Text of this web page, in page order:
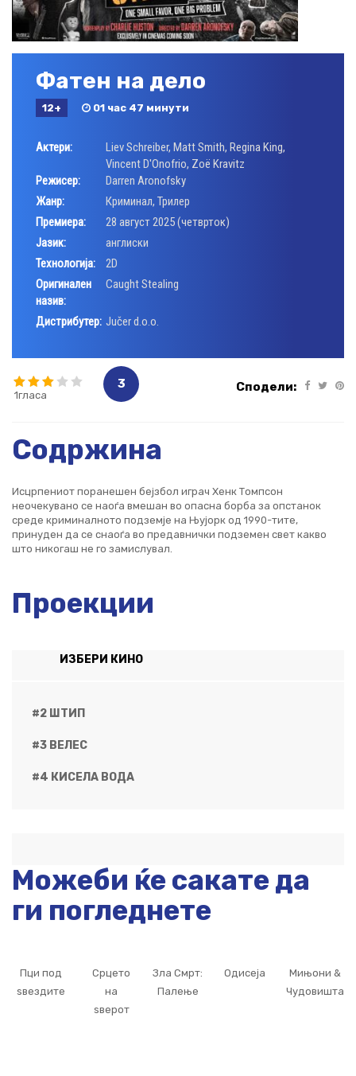
Фатен на дело
12+ 01 час 47 минути
Актери: Liev Schreiber, Matt Smith, Regina King,
Vincent D'Onofrio, Zoë Kravitz
Режисер:
Darren Aronofsky
Жанр:
Криминал, Трилер
Премиера:
28 август 2025 (четврток)
Јазик:
англиски
Технологија:
2D
Оригинален
назив:
Caught Stealing
Дистрибутер: Jučer d.o.o.
1гласа
3 Сподели:
Содржина
Исцрпениот поранешен бејзбол играч Хенк Томпсон
неочекувано се наоѓа вмешан во опасна борба за опстанок
среде криминалното подземје на Њујорк од 1990-тите,
принуден да се снаоѓа во предавнички подземен свет какво
што никогаш не го замислувал.
Проекции
ИЗБЕРИ КИНО
#2 ШТИП
#3 ВЕЛЕС
#4 КИСЕЛА ВОДА
Можеби ќе сакате да
ги погледнете
Пци под
ѕвездите
Срцето
на
ѕверот
Зла Смрт:
Палење
Одисеја
Мињони &
Чудовишта